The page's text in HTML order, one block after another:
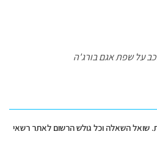
על שפת אגם בורג'ה
שואל השאלה וכל גולש הרשום לאתר רשאי